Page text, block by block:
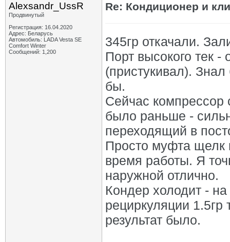
Alexsandr_UssR
Продвинутый
Регистрация: 16.04.2020
Адрес: Беларусь
Автомобиль: LADA Vesta SE
Comfort Winter
Сообщений: 1,200
Re: Кондиционер и
345гр откачали.
Порт высокого тек -
(пристукивал).
бы.
Сейчас
было раньше -
переходящий в
Просто муфта щелк
время работы. Я
наружной отлично.
Кондер холодит -
рециркуляции
результат было.